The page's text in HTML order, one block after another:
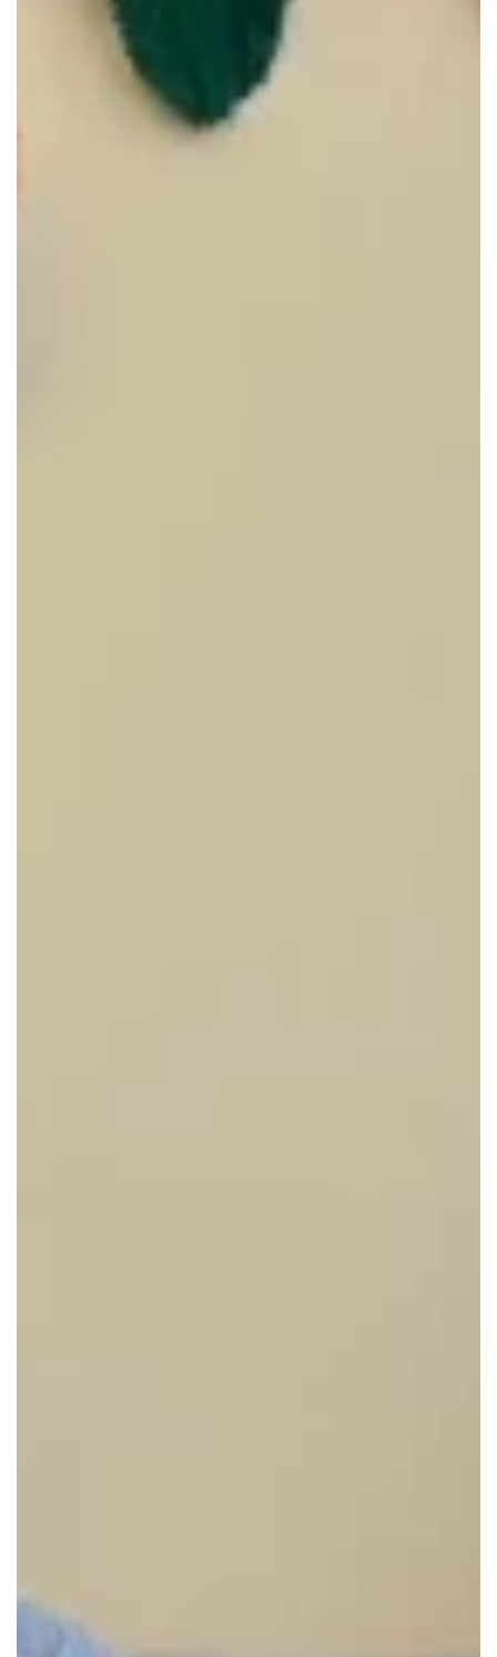
Saint-Genis-les-Ollières
Sainte-Foy-lès-Lyon
Tassin-la-Demi-Lune
Villeurbanne